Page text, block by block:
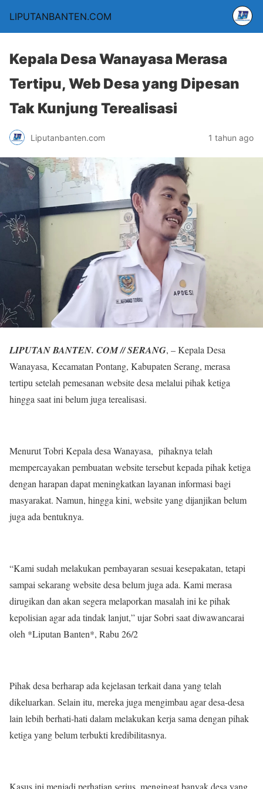
LIPUTANBANTEN.COM
Kepala Desa Wanayasa Merasa
Tertipu, Web Desa yang Dipesan
Tak Kunjung Terealisasi
Liputanbanten.com 1 tahun ago
LIPUTAN BANTEN. COM // SERANG, – Kepala Desa
Wanayasa, Kecamatan Pontang, Kabupaten Serang, merasa
tertipu setelah pemesanan website desa melalui pihak ketiga
hingga saat ini belum juga terealisasi.
Menurut Tobri Kepala desa Wanayasa, pihaknya telah
mempercayakan pembuatan website tersebut kepada pihak ketiga
dengan harapan dapat meningkatkan layanan informasi bagi
masyarakat. Namun, hingga kini, website yang dijanjikan belum
juga ada bentuknya.
“Kami sudah melakukan pembayaran sesuai kesepakatan, tetapi
sampai sekarang website desa belum juga ada. Kami merasa
dirugikan dan akan segera melaporkan masalah ini ke pihak
kepolisian agar ada tindak lanjut,” ujar Sobri saat diwawancarai
oleh *Liputan Banten*, Rabu 26/2
Pihak desa berharap ada kejelasan terkait dana yang telah
dikeluarkan. Selain itu, mereka juga mengimbau agar desa-desa
lain lebih berhati-hati dalam melakukan kerja sama dengan pihak
ketiga yang belum terbukti kredibilitasnya.